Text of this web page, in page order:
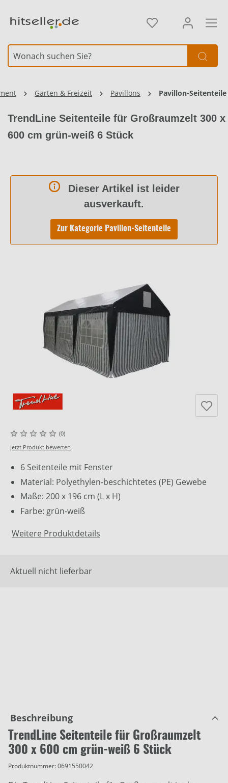
Garten & Freizeit Pavillons Pavillon-Seitenteile
TrendLine Seitenteile für Großraumzelt 300 x
600 cm grün-weiß 6 Stück
Dieser Artikel ist leider
ausverkauft.
Zur Kategorie Pavillon-Seitenteile
(0)
Jetzt Produkt bewerten
6 Seitenteile mit Fenster
Material: Polyethylen-beschichtetes (PE) Gewebe
Maße: 200 x 196 cm (L x H)
Farbe: grün-weiß
Weitere Produktdetails
Aktuell nicht lieferbar
Beschreibung
TrendLine Seitenteile für Großraumzelt
300 x 600 cm grün-weiß 6 Stück
Produktnummer:0691550042